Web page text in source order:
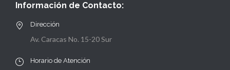
Información de Contacto:
Dirección
Av. Caracas No. 15-20 Sur
Horario de Atención